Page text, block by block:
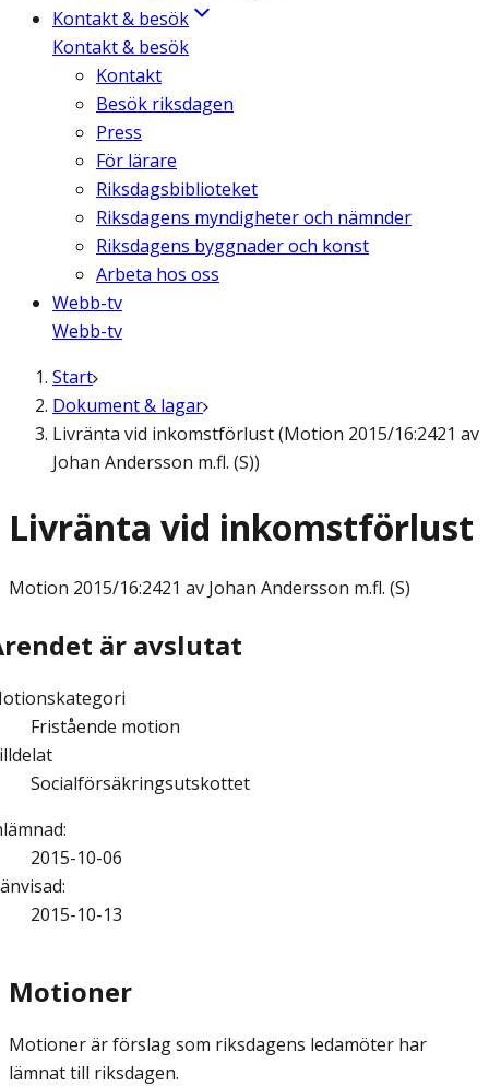
Kontakt & besök
Kontakt & besök
Kontakt
Besök riksdagen
Press
För lärare
Riksdagsbiblioteket
Riksdagens myndigheter och nämnder
Riksdagens byggnader och konst
Arbeta hos oss
Webb-tv
Webb-tv
Start
Dokument & lagar
Livränta vid inkomstförlust (Motion 2015/16:2421 av
Johan Andersson m.fl. (S))
Livränta vid inkomstförlust
Motion 2015/16:2421 av Johan Andersson m.fl. (S)
är avslutat
Fristående motion
Socialförsäkringsutskottet
:
2015-10-06
:
2015-10-13
Motioner
Motioner är förslag som riksdagens ledamöter har
lämnat till riksdagen.